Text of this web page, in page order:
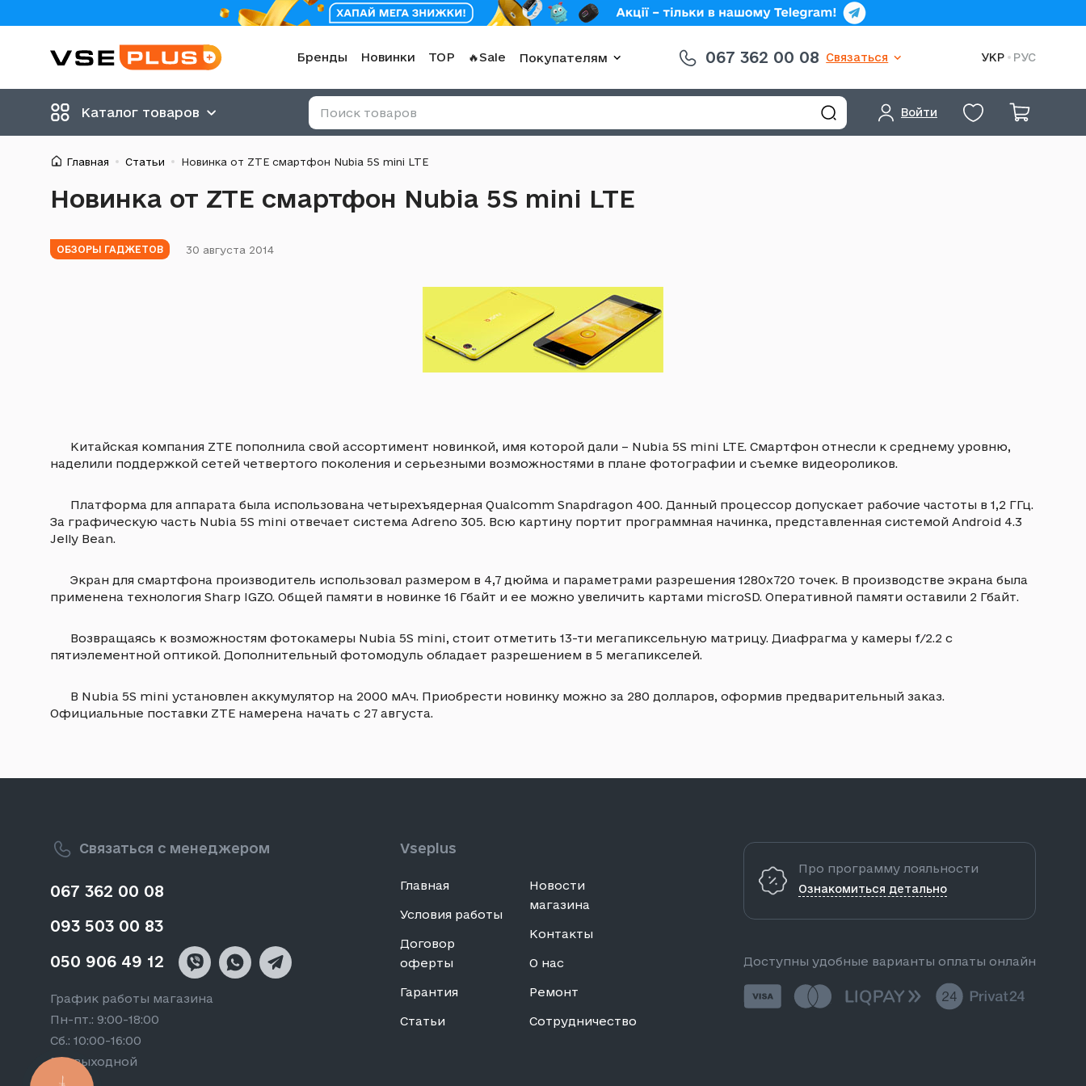
Бренды Новинки TOP 🔥Sale Покупателям 067 362 00 08 Связаться УКР РУС
Войти
Главная Статьи Новинка от ZTE смартфон Nubia 5S mini LTE
Новинка от ZTE смартфон Nubia 5S mini LTE
ОБЗОРЫ ГАДЖЕТОВ 30 августа 2014
Китайская компания ZTE пополнила свой ассортимент новинкой, имя которой дали – Nubia 5S mini LTE. Смартфон отнесли к среднему уровню,
наделили поддержкой сетей четвертого поколения и серьезными возможностями в плане фотографии и съемке видеороликов.
Платформа для аппарата была использована четырехъядерная Qualcomm Snapdragon 400. Данный процессор допускает рабочие частоты в 1,2 ГГц.
За графическую часть Nubia 5S mini отвечает система Adreno 305. Всю картину портит программная начинка, представленная системой Android 4.3
Jelly Bean.
Экран для смартфона производитель использовал размером в 4,7 дюйма и параметрами разрешения 1280х720 точек. В производстве экрана была
применена технология Sharp IGZO. Общей памяти в новинке 16 Гбайт и ее можно увеличить картами microSD. Оперативной памяти оставили 2 Гбайт.
Возвращаясь к возможностям фотокамеры Nubia 5S mini, стоит отметить 13-ти мегапиксельную матрицу. Диафрагма у камеры f/2.2 с
пятиэлементной оптикой. Дополнительный фотомодуль обладает разрешением в 5 мегапикселей.
В Nubia 5S mini установлен аккумулятор на 2000 мАч. Приобрести новинку можно за 280 долларов, оформив предварительный заказ.
Официальные поставки ZTE намерена начать с 27 августа.
Связаться с менеджером
067 362 00 08
093 503 00 83
050 906 49 12
График работы магазина
Пн-пт.: 9:00-18:00
Сб.: 10:00-16:00
Вс.: выходной
Vseplus
Главная
Условия работы
Договор
оферты
Гарантия
Статьи
Новости
магазина
Контакты
О нас
Ремонт
Сотрудничество
Про программу лояльности
Ознакомиться детально
Доступны удобные варианты оплаты онлайн
Каталог товаров